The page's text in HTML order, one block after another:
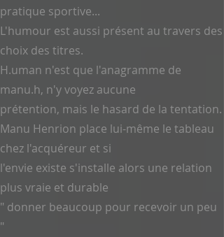
pratique sportive...
L'humour est aussi présent au travers des
choix des titres.
H.uman n'est que l'anagramme de
manu.h, n'y voyez aucune
prétention, mais le hasard de la tentation.
Manu Henrion place lui-même le tableau
chez l'acquéreur et si
l'envie existe s'installe alors une relation
plus vraie et durable
" donner beaucoup pour recevoir un peu
"